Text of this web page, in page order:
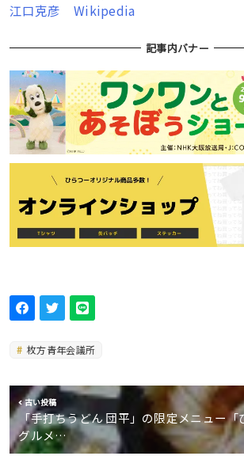
江口克彦 Wikipedia
記事内バナー
枚方青年会議所
古い投稿
「手打ちうどん 団平」の限定メニュー
グルメ…